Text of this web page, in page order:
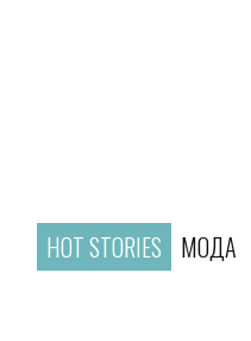
HOT STORIES МОДА